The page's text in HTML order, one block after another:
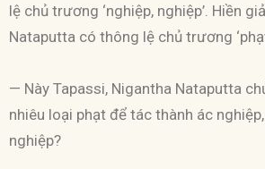
lệ chủ trương ‘nghiệp, nghiệp’. Hiền
Nataputta có thông lệ chủ trương
— Này Tapassi, Nigantha Nataputta
nhiêu loại phạt để tác thành ác
nghiệp?